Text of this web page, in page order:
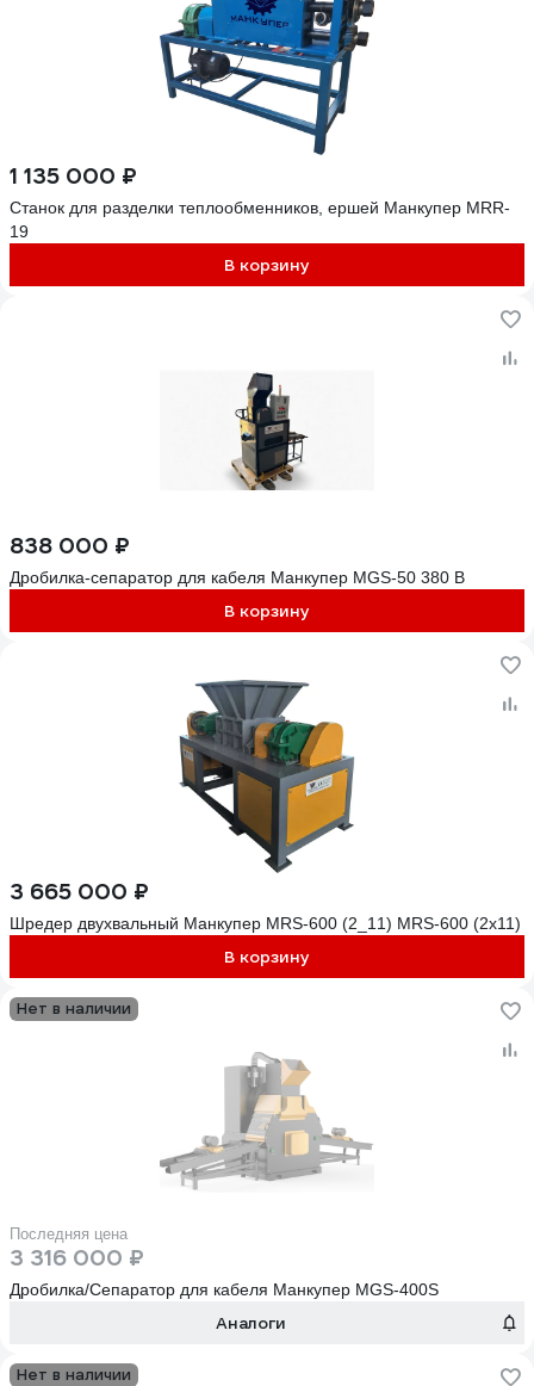
1 135 000 ₽
Станок для разделки теплообменников, ершей Манкупер MRR-
19
В корзину
838 000 ₽
Дробилка-сепаратор для кабеля Манкупер MGS-50 380 В
В корзину
3 665 000 ₽
Шредер двухвальный Манкупер MRS-600 (2_11) MRS-600 (2х11)
В корзину
Нет в наличии
Последняя цена
3 316 000 ₽
Дробилка/Сепаратор для кабеля Манкупер MGS-400S
Аналоги
Нет в наличии